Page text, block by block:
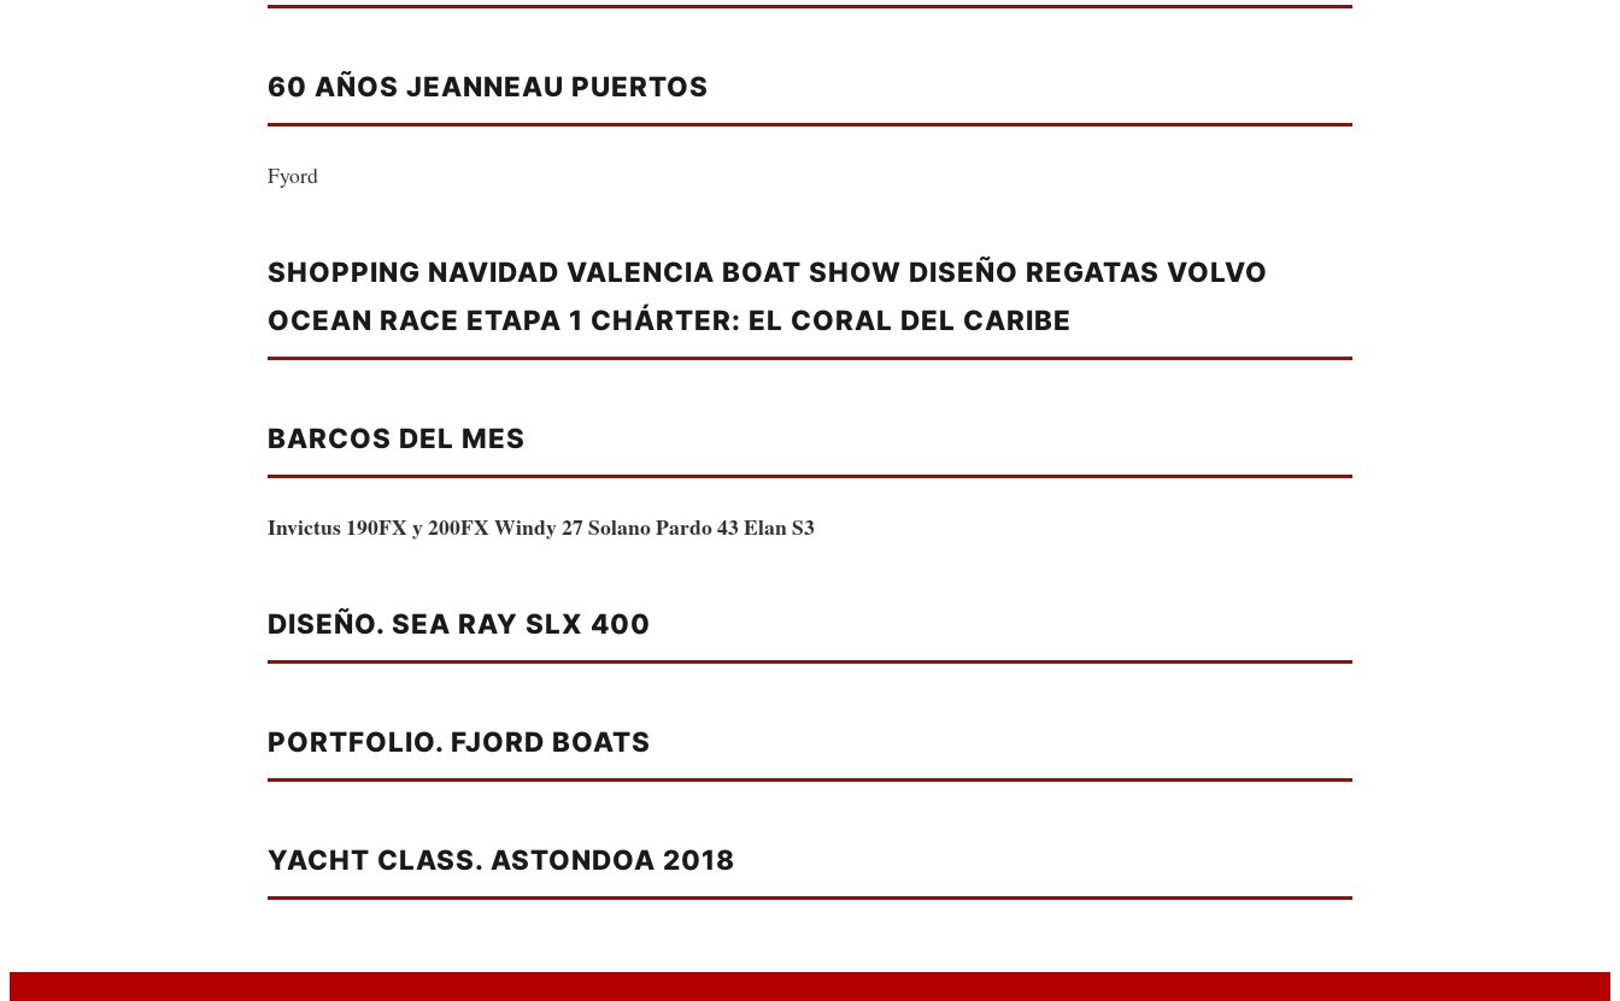
60 AÑOS JEANNEAU PUERTOS
Fyord
SHOPPING NAVIDAD VALENCIA BOAT SHOW DISEÑO REGATAS VOLVO
OCEAN RACE ETAPA 1 CHÁRTER: EL CORAL DEL CARIBE
BARCOS DEL MES
Invictus 190FX y 200FXWindy 27 SolanoPardo 43Elan S3
DISEÑO. SEA RAY SLX 400
PORTFOLIO. FJORD BOATS
YACHT CLASS. ASTONDOA 2018